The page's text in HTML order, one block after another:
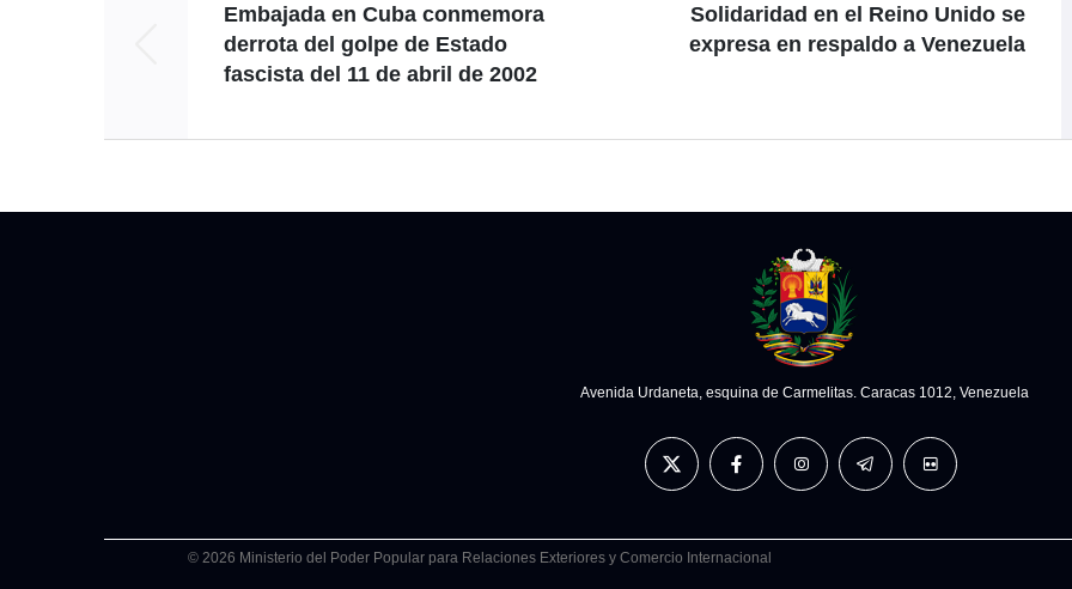
Embajada en Cuba conmemora
derrota del golpe de Estado
fascista del 11 de abril de 2002
Solidaridad en el Reino Unido se
expresa en respaldo a Venezuela
Avenida Urdaneta, esquina de Carmelitas. Caracas 1012, Venezuela
© 2026 Ministerio del Poder Popular para Relaciones Exteriores y Comercio Internacional